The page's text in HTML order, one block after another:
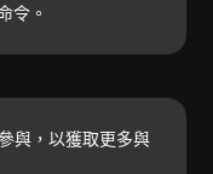
令。
與，以獲取更多與